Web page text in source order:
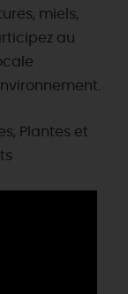
miels,
au
Plantes et